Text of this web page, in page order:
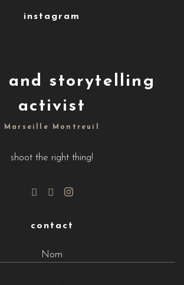
instagram
and storytelling
activist
Marseille Montreuil
shoot the right thing!
contact